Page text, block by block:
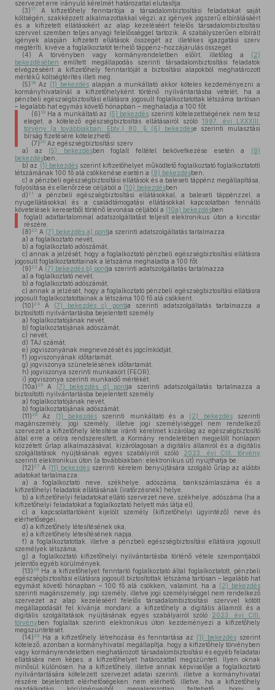
szervezet erre irányuló kérelmét határozattal elutasítja.
(3) 17
A kifizetőhely fenntartója a társadalombiztosítási feladatokat saját
költségén, szakképzett alkalmazottakkal végzi, az igények jogszerű elbírálásáért
és a kifizetett ellátásokért az alap kezeléséért felelős társadalombiztosítási
szervvel szemben teljes anyagi felelősséggel tartozik. A szabályszerűen elbírált
igények alapján kifizetett ellátások összegét az illetékes igazgatási szerv
megtéríti, kivéve a foglalkoztatót terhelő táppénz-hozzájárulás összegét.
(4) A törvényben vagy kormányrendeletben előírt, illetőleg a (2)
bekezdésében említett megállapodás szerinti társadalombiztosítási feladatok
elvégzéséért a kifizetőhely fenntartóját a biztosítási alapokból meghatározott
mértékű költségtérítés illeti meg.
(5) 18 Az (1) bekezdésalapján a munkáltató akkor köteles kezdeményezni a
kormányhivatalnál a kifizetőhelyként történő nyilvántartásba vételét, ha a
pénzbeli egészségbiztosítási ellátásra jogosult foglalkoztatottak létszáma tartósan
– legalább hat egymás követő hónapban – meghaladja a 100 főt.
(6) 19Ha a munkáltató az (5) bekezdés szerinti kötelezettségének nem tesz
eleget, a kötelező egészségbiztosítás ellátásairól szóló1997. évi LXXXIII.
törvény (a továbbiakban: Ebtv.) 80. § (6) bekezdése szerinti mulasztási
bírság fizetésére kötelezhető.
(7) 20Az egészségbiztosítási szerv
a) az (5) bekezdésben foglalt feltétel bekövetkezése esetén a (8)
bekezdésben,
b) az (1) bekezdésszerint kifizetőhelyet működtető foglalkoztató foglalkoztatotti
létszámának 100 fő alá csökkenése esetén a (9) bekezdésben,
c) a pénzbeli egészségbiztosítási ellátások és a baleseti táppénz megállapítása,
folyósítása és ellenőrzése céljából a (10) bekezdésben
d) 21
a pénzbeli egészségbiztosítási ellátásokkal, a baleseti táppénzzel, a
nyugellátásokkal és a családtámogatási ellátásokkal kapcsolatban fennálló
követelések keresetből történő levonása céljából a (10a) bekezdésben
foglalt adattartalommal adatszolgáltatást teljesít elektronikus úton a kincstár
részére.
(8) 22 A (7) bekezdés a) pontja szerinti adatszolgáltatás tartalmazza
a) a foglalkoztató nevét,
b) a foglalkoztató adószámát,
c) annak a jelzését, hogy a foglalkoztató pénzbeli egészségbiztosítási ellátásra
jogosult foglalkoztatottainak a létszáma meghaladta a 100 főt.
(9) 23 A (7) bekezdés b) pontja szerinti adatszolgáltatás tartalmazza
a) a foglalkoztató nevét,
b) a foglalkoztató adószámát,
c) annak a jelzését, hogy a foglalkoztató pénzbeli egészségbiztosítási ellátásra
jogosult foglalkoztatottainak a létszáma 100 fő alá csökkent.
(10) 24 A (7) bekezdés c) pontja szerinti adatszolgáltatás tartalmazza a
biztosítotti nyilvántartásba bejelentett személy
a) foglalkoztatójának nevét,
b) foglalkoztatójának adószámát,
c) nevét,
d) TAJ számát,
e) jogviszonyának megnevezését és jogcímkódját,
f) jogviszonyának időtartamát,
g) jogviszonya szünetelésének időtartamát,
h) jogviszonya szerinti munkakört (FEOR),
i) jogviszonya szerinti munkaidő mértékét.
(10a) 25 A (7) bekezdés d) pontja szerinti adatszolgáltatás tartalmazza a
biztosítotti nyilvántartásba bejelentett személy
a) foglalkoztatójának nevét,
b) foglalkoztatójának adószámát.
(11) 26 Az (1) bekezdésszerinti munkáltató és a (2) bekezdésszerinti
magánszemély, jogi személy, illetve jogi személyiséggel nem rendelkező
szervezet a kifizetőhely létesítése iránti kérelmet kizárólag az egészségbiztosító
által erre a célra rendszeresített, a Kormány rendeletében megjelölt honlapon
közzétett űrlap alkalmazásával, kizárólagosan a digitális államról és a digitális
szolgáltatások nyújtásának egyes szabályiról szóló
2023. évi CIII. törvény
szerinti elektronikus úton (a továbbiakban: elektronikus út) nyújthatja be.
(12) 27 A (11) bekezdés szerinti kérelem benyújtására szolgáló űrlap az alábbi
adatokat tartalmazza:
a) a foglalkoztató neve, székhelye, adószáma, bankszámlaszáma és a
kifizetőhelyi feladatok ellátásának (iratőrzésnek) helye,
b) a kifizetőhelyi feladatokat ellátó szervezet neve, székhelye, adószáma (ha a
kifizetőhelyi feladatokat a foglalkoztató helyett más látja el),
c) a kapcsolattartóként kijelölt személy (kifizetőhelyi ügyintéző) neve és
elérhetőségei,
d) a kifizetőhely létesítésének oka,
e) a kifizetőhely létesítésének napja,
f) a foglalkoztatottak, illetve a pénzbeli egészségbiztosítási ellátásra jogosult
személyek létszáma,
g) a foglalkoztató kifizetőhelyi nyilvántartásba történő vétele szempontjából
jelentős egyéb körülmények.
(13) 28 Ha a kifizetőhelyet fenntartó foglalkoztató által foglalkoztatott, pénzbeli
egészségbiztosítási ellátásra jogosult biztosítottak létszáma tartósan – legalább hat
egymást követő hónapban – 100 fő alá csökken, valamint, ha a (2) bekezdés
szerinti magánszemély, jogi személy, illetve jogi személyiséggel nem rendelkező
szervezet az alap kezeléséért felelős társadalombiztosítási szervvel kötött
megállapodását fel kívánja mondani, a kifizetőhely a digitális államról és a
digitális szolgáltatások nyújtásának egyes szabályairól szóló 2023. évi CIII.
törvényben foglaltak szerinti elektronikus úton kezdeményezi a kifizetőhely
megszüntetését.
(14) 29 Ha a kifizetőhely létrehozása és fenntartása az (1) bekezdésszerint
kötelező, azonban a kormányhivatal megállapítja, hogy a kifizetőhely törvényben
vagy kormányrendeletben meghatározott társadalombiztosítási és egyéb feladatai
ellátására nem képes, a kifizetőhelyet határozattal megszünteti. Ilyen oknak
minősül különösen, ha a kifizetőhely, illetve annak képviselője a foglalkoztató
nyilvántartására kötelezett szervezet adatai szerinti, illetve a kormányhivatal
részére bejelentett elérhetőségeken nem elérhető, illetve, ha a kifizetőhely